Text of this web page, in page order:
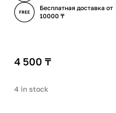
Бесплатная доставка от
10000 ₸
4 500 ₸
4 in stock